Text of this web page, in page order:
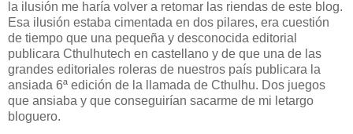
la ilusión me haría volver a retomar las riendas de este blog.
Esa ilusión estaba cimentada en dos pilares, era cuestión
de tiempo que una pequeña y desconocida editorial
publicara Cthulhutech en castellano y de que una de las
grandes editoriales roleras de nuestros país publicara la
ansiada 6ª edición de la llamada de Cthulhu. Dos juegos
que ansiaba y que conseguirían sacarme de mi letargo
bloguero.